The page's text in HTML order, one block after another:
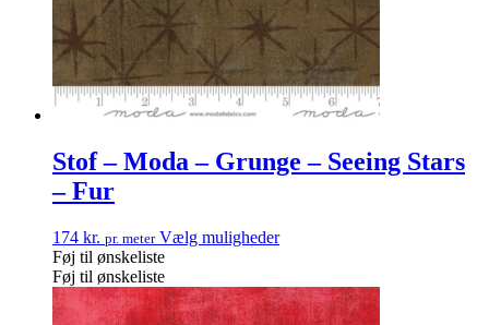
Stof – Moda – Grunge – Seeing Stars
– Fur
174 kr. pr. meter Vælg muligheder
Føj til ønskeliste
Føj til ønskeliste